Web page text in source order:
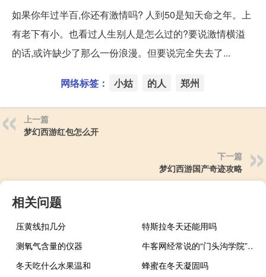
如果你年过半百,你还有激情吗? 人到50是知天命之年。上
有老下有小。也看过人生别人是怎么过的?要说激情横溢
的话,或许缺少了那么一份浪漫。但要说完全失去了...
网络标签： 小姑 的人 郑州
上一篇
梦幻西游红包怎么开
下一篇
梦幻西游国产奇迹攻略
相关问题
压黄线扣几分
特斯拉冬天还能用吗
测氧气含量的仪器
牛客网经常说的“门头沟学院”终于知道是什么意思了什么梗
冬天吃什么水果温和
蜂蜜在冬天凝固吗